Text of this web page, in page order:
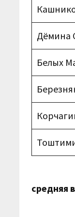
Дёмина
Белых
средняя